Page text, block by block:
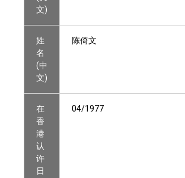
文)
姓
名
(中
文)
陈倚文
在
香
港
认
许
日
04/1977